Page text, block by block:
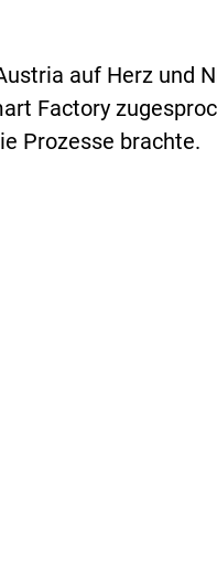
auf Herz und
Factory
Prozesse brachte.